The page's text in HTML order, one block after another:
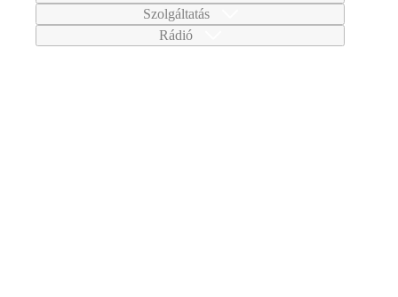
Szolgáltatás
Rádió